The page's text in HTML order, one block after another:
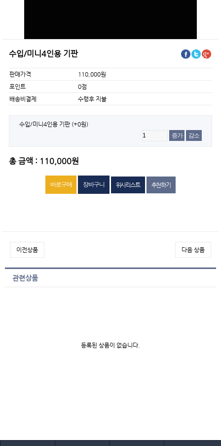
수입/미니4인용 기판
판매가격
110,000원
포인트
0점
배송비결제
수령후 지불
수입/미니4인용 기판 (+0원)
증가
감소
총 금액 : 110,000원
위시리스트 추천하기
이전상품 다음 상품
관련상품
등록된 상품이 없습니다.